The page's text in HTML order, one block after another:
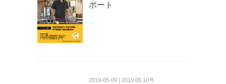
ポート
...
2019-05-09 | 2019.05.10号